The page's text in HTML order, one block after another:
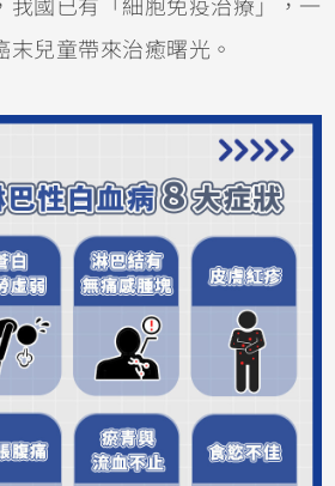
我國已有「細胞免疫治療」，一
兒童帶來治癒曙光。